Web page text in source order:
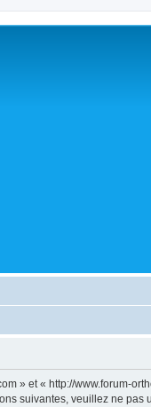
» et « http://www.forum-
suivantes, veuillez ne